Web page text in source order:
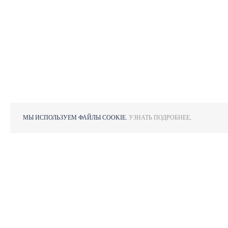
МЫ ИСПОЛЬЗУЕМ ФАЙЛЫ COOKIE. УЗНАТЬ ПОДРОБНЕЕ.